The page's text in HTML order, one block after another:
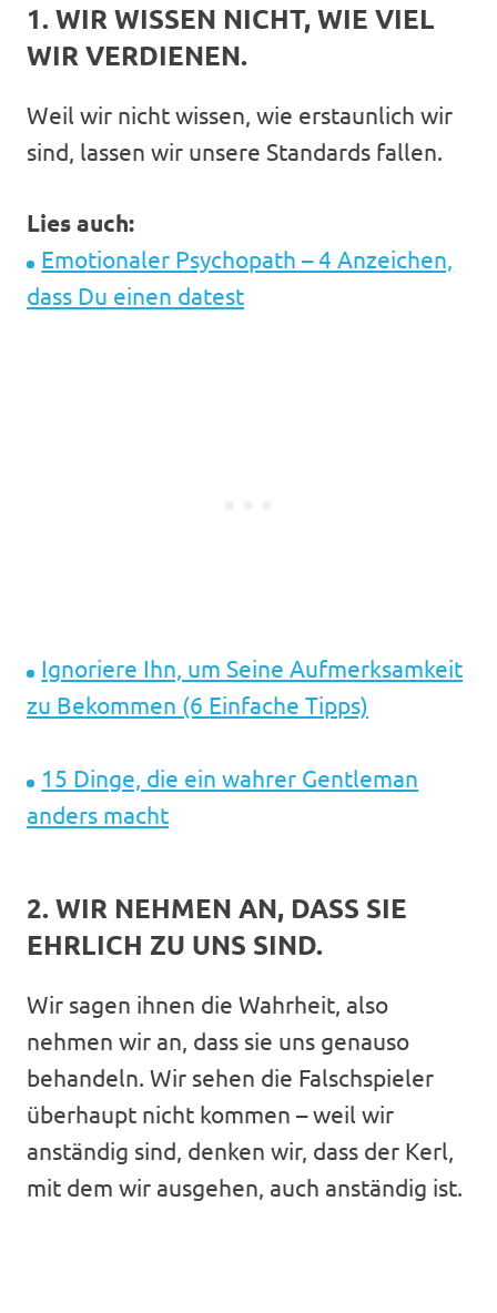
1. WIR WISSEN NICHT, WIE VIEL
WIR VERDIENEN.
Weil wir nicht wissen, wie erstaunlich wir
sind, lassen wir unsere Standards fallen.
Lies auch:
Emotionaler Psychopath – 4 Anzeichen,
dass Du einen datest
Ignoriere Ihn, um Seine Aufmerksamkeit
zu Bekommen (6 Einfache Tipps)
15 Dinge, die ein wahrer Gentleman
anders macht
2. WIR NEHMEN AN, DASS SIE
EHRLICH ZU UNS SIND.
Wir sagen ihnen die Wahrheit, also
nehmen wir an, dass sie uns genauso
behandeln. Wir sehen die Falschspieler
überhaupt nicht kommen – weil wir
anständig sind, denken wir, dass der Kerl,
mit dem wir ausgehen, auch anständig ist.